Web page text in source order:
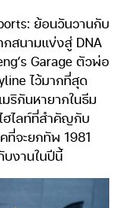
ย้อนวันวานกับ
สนามแข่งสู่ DNA
Garage ตัวพ่อ
ไว้มากที่สุด
ริกันหายากในธีม
ฮไลท์ที่สำคัญกับ
ที่จะยกทัพ 1981
บงานในปีนี้